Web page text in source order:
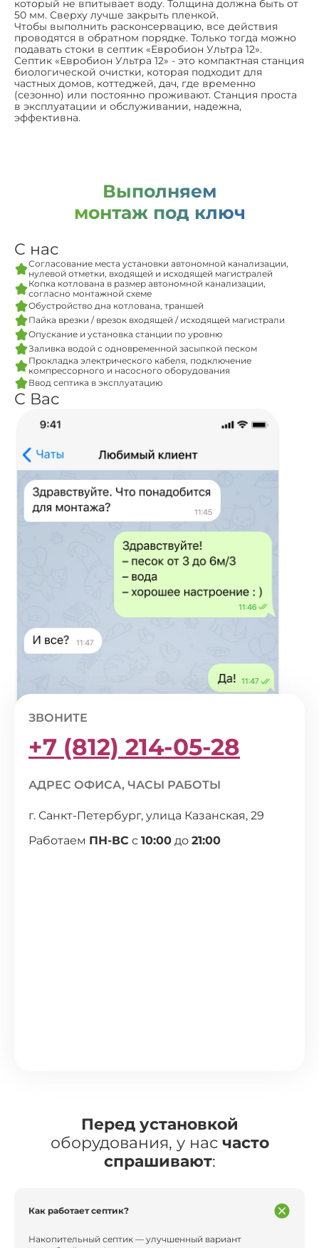
который не впитывает воду. Толщина должна быть от
50 мм. Сверху лучше закрыть пленкой.
Чтобы выполнить расконсервацию, все действия
проводятся в обратном порядке. Только тогда можно
подавать стоки в септик «Евробион Ультра 12».
Септик «Евробион Ультра 12» - это компактная станция
биологической очистки, которая подходит для
частных домов, коттеджей, дач, где временно
(сезонно) или постоянно проживают. Станция проста
в эксплуатации и обслуживании, надежна,
эффективна.
Выполняем
монтаж под ключ
С нас
Согласование места установки автономной канализации,
нулевой отметки, входящей и исходящей магистралей
Копка котлована в размер автономной канализации,
согласно монтажной схеме
Обустройство дна котлована, траншей
Пайка врезки / врезок входящей / исходящей магистрали
Опускание и установка станции по уровню
Заливка водой с одновременной засыпкой песком
Прокладка электрического кабеля, подключение
компрессорного и насосного оборудования
Ввод септика в эксплуатацию
С Вас
ЗВОНИТЕ
+7 (812) 214-05-28
АДРЕС ОФИСА, ЧАСЫ РАБОТЫ
г. Санкт-Петербург, улица Казанская, 29
Работаем ПН-ВС с 10:00 до 21:00
Перед установкой
оборудования, у нас часто
спрашивают:
Как работает септик?
Накопительный септик — улучшенный вариант